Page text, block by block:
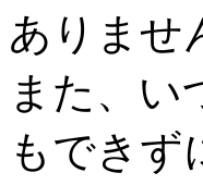
ありませ
また、い
もできず